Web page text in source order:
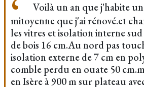
Voilà un an que j'habite
mitoyenne que j'ai rénové.et
les vitres et isolation interne
de bois 16 cm.Au nord pas
isolation externe de 7 cm en
comble perdu en ouate 50
en Isère à 900 m sur plateau